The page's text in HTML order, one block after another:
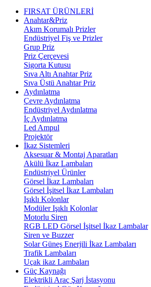
FIRSAT ÜRÜNLERİ
Anahtar&Priz
Akım Korumalı Prizler
Endüstriyel Fiş ve Prizler
Grup Priz
Priz Çerçevesi
Sigorta Kutusu
Sıva Altı Anahtar Priz
Sıva Üstü Anahtar Priz
Aydınlatma
Çevre Aydınlatma
Endüstriyel Aydınlatma
İç Aydınlatma
Led Ampul
Projektör
İkaz Sistemleri
Aksesuar & Montaj Aparatları
Akülü İkaz Lambaları
Endüstriyel Ürünler
Görsel İkaz Lambaları
Görsel İşitsel İkaz Lambaları
Işıklı Kolonlar
Modüler Işıklı Kolonlar
Motorlu Siren
RGB LED Görsel İşitsel İkaz Lambalar
Siren ve Buzzer
Solar Güneş Enerjili İkaz Lambaları
Trafik Lambaları
Uçak ikaz Lambaları
Güç Kaynağı
Elektrikli Araç Şarj İstasyonu